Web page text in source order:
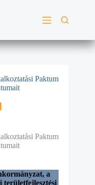
Paktum
Paktum
a
területfejlesztési